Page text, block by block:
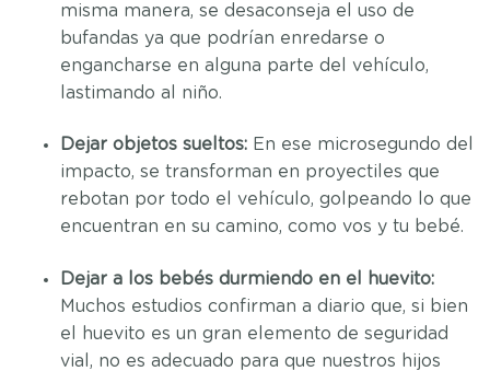
misma manera, se desaconseja el uso de
bufandas ya que podrían enredarse o
engancharse en alguna parte del vehículo,
lastimando al niño.
Dejar objetos sueltos: En ese microsegundo del
impacto, se transforman en proyectiles que
rebotan por todo el vehículo, golpeando lo que
encuentran en su camino, como vos y tu bebé.
Dejar a los bebés durmiendo en el huevito:
Muchos estudios confirman a diario que, si bien
el huevito es un gran elemento de seguridad
vial, no es adecuado para que nuestros hijos